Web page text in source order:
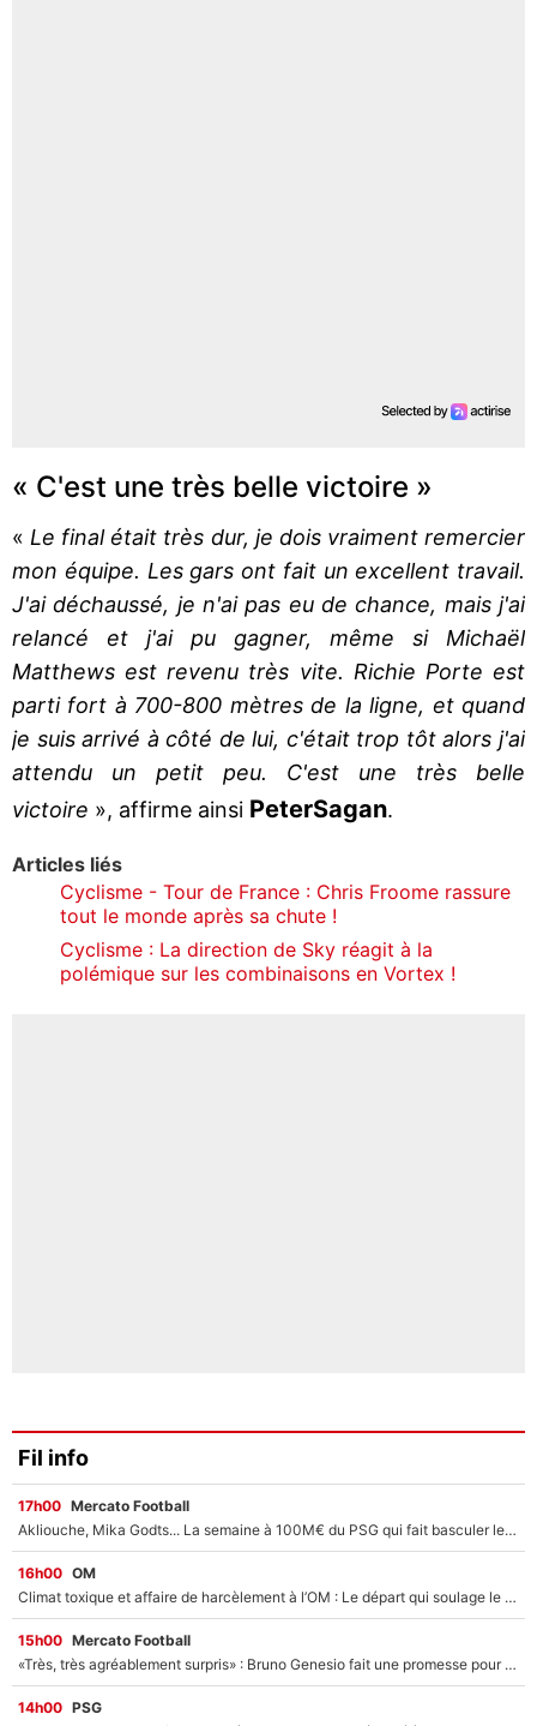
« C'est une très belle victoire »
« Le final était très dur, je dois vraiment remercier
mon équipe. Les gars ont fait un excellent travail.
J'ai déchaussé, je n'ai pas eu de chance, mais j'ai
relancé et j'ai pu gagner, même si Michaël
Matthews est revenu très vite. Richie Porte est
parti fort à 700-800 mètres de la ligne, et quand
je suis arrivé à côté de lui, c'était trop tôt alors j'ai
attendu un petit peu. C'est une très belle
victoire », affirme ainsi PeterSagan.
Articles liés
Cyclisme - Tour de France : Chris Froome rassure
tout le monde après sa chute !
Cyclisme : La direction de Sky réagit à la
polémique sur les combinaisons en Vortex !
Fil info
17h00 Mercato Football
Akliouche, Mika Godts... La semaine à 100M€ du PSG qui fait basculer le mercato du PSG !
16h00 OM
Climat toxique et affaire de harcèlement à l’OM : Le départ qui soulage le vestiaire de Bruno Genesio
15h00 Mercato Football
«Très, très agréablement surpris» : Bruno Genesio fait une promesse pour la suite du mercato de l’OM et rassure les supporters
14h00 PSG